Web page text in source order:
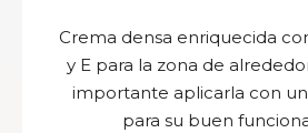
Crema densa enriquecida
y E para la zona de
importante aplicarla con
para su buen